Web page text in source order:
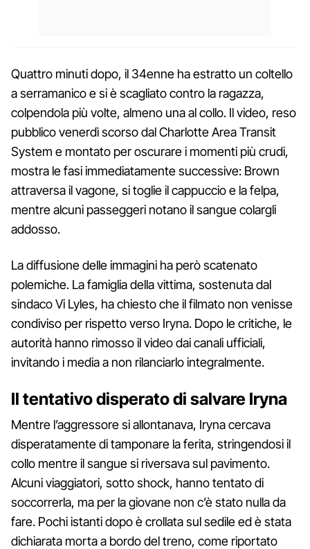
Quattro minuti dopo, il 34enne ha estratto un coltello
a serramanico e si è scagliato contro la ragazza,
colpendola più volte, almeno una al collo. Il video, reso
pubblico venerdì scorso dal Charlotte Area Transit
System e montato per oscurare i momenti più crudi,
mostra le fasi immediatamente successive: Brown
attraversa il vagone, si toglie il cappuccio e la felpa,
mentre alcuni passeggeri notano il sangue colargli
addosso.
La diffusione delle immagini ha però scatenato
polemiche. La famiglia della vittima, sostenuta dal
sindaco Vi Lyles, ha chiesto che il filmato non venisse
condiviso per rispetto verso Iryna. Dopo le critiche, le
autorità hanno rimosso il video dai canali ufficiali,
invitando i media a non rilanciarlo integralmente.
Il tentativo disperato di salvare Iryna
Mentre l’aggressore si allontanava, Iryna cercava
disperatamente di tamponare la ferita, stringendosi il
collo mentre il sangue si riversava sul pavimento.
Alcuni viaggiatori, sotto shock, hanno tentato di
soccorrerla, ma per la giovane non c’è stato nulla da
fare. Pochi istanti dopo è crollata sul sedile ed è stata
dichiarata morta a bordo del treno, come riportato